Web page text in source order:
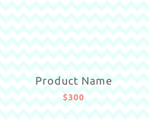
Product Name
$300